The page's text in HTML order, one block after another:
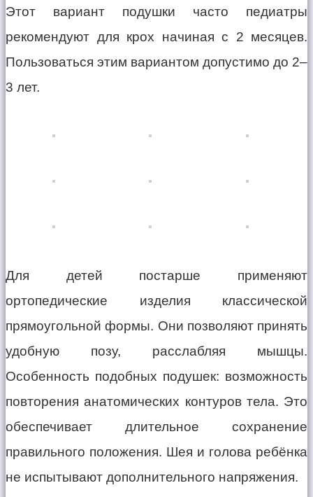
Этот вариант подушки часто педиатры
рекомендуют для крох начиная с 2 месяцев.
Пользоваться этим вариантом допустимо до 2–
3 лет.
Для детей постарше применяют
ортопедические изделия классической
прямоугольной формы. Они позволяют принять
удобную позу, расслабляя мышцы.
Особенность подобных подушек: возможность
повторения анатомических контуров тела. Это
обеспечивает длительное сохранение
правильного положения. Шея и голова ребёнка
не испытывают дополнительного напряжения.